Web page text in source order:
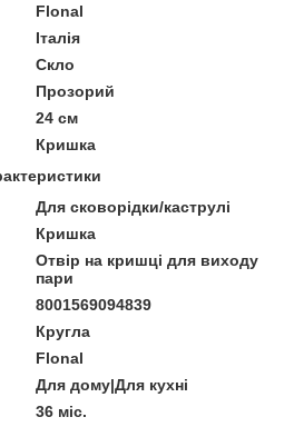
Flonal
Італія
Скло
Прозорий
24 см
Кришка
Для сковорідки/каструлі
Кришка
Отвір на кришці для виходу
пари
8001569094839
Кругла
Flonal
Для дому|Для кухні
36 міс.